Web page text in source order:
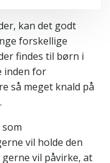
kan det godt
forskellige
findes til børn i
inden for
så meget knald på
vil holde den
vil påvirke, at